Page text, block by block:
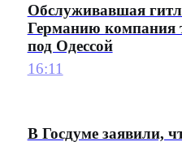
Обслуживавшая
Германию компания
под Одессой
16:11
В Госдуме заявили,